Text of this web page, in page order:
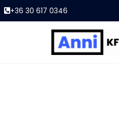
+36 30 617 0346